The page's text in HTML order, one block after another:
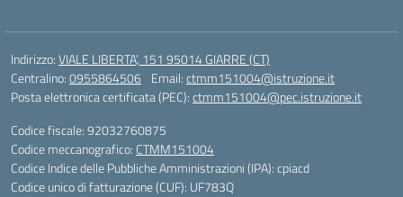
Indirizzo:VIALE LIBERTA’, 151 95014 GIARRE (CT)
Centralino:0955864506 Email:ctmm151004@istruzione.it
Posta elettronica certificata (PEC):ctmm151004@pec.istruzione.it
Codice fiscale: 92032760875
Codice meccanografico: CTMM151004
Codice Indice delle Pubbliche Amministrazioni (IPA): cpiacd
Codice unico di fatturazione (CUF): UF783Q